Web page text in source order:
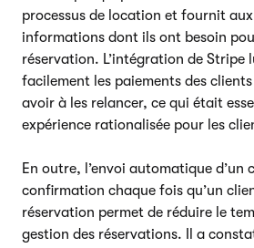
processus de location et fournit
informations dont ils ont besoin
réservation. L’intégration de Stripe
facilement les paiements des
avoir à les relancer, ce qui était
expérience rationalisée pour les
En outre, l’envoi automatique d’un
confirmation chaque fois qu’un
réservation permet de réduire le
gestion des réservations. Il a